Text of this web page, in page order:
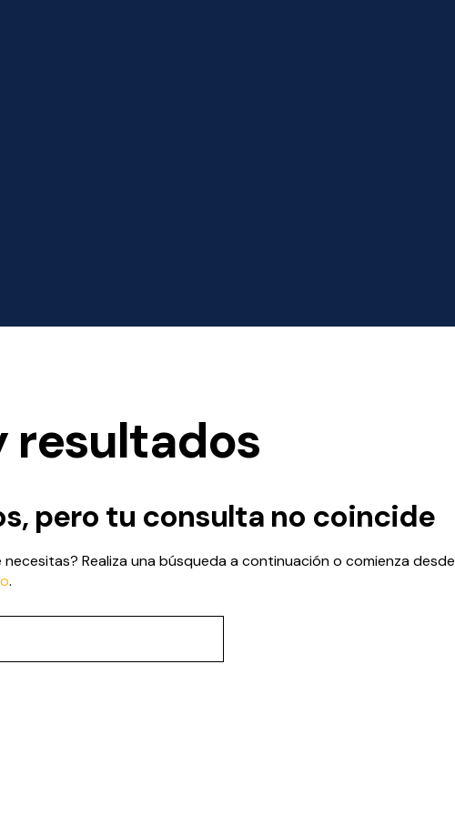
resultados
pero tu consulta no coincide
Realiza una búsqueda a continuación o comienza desde
.